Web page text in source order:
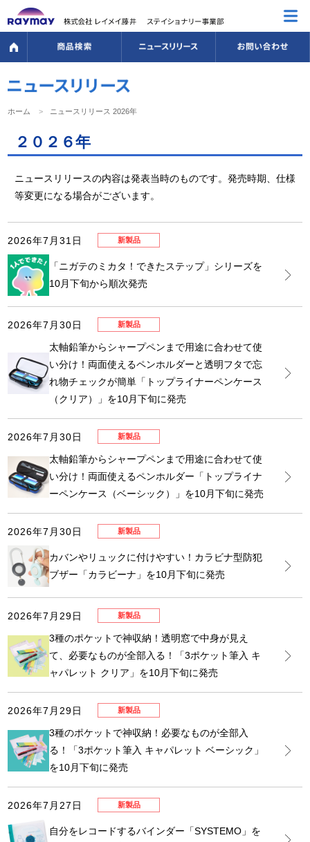
ホーム ニュースリリース 2026年
２０２６年
ニュースリリースの内容は発表当時のものです。発売時期、仕様
等変更になる場合がございます。
2026年7月31日 新製品
「ニガテのミカタ！できたステップ」シリーズを
10月下旬から順次発売
2026年7月30日 新製品
太軸鉛筆からシャープペンまで用途に合わせて使
い分け！両面使えるペンホルダーと透明フタで忘
れ物チェックが簡単「トップライナーペンケース
（クリア）」を10月下旬に発売
2026年7月30日 新製品
太軸鉛筆からシャープペンまで用途に合わせて使
い分け！両面使えるペンホルダー「トップライナ
ーペンケース（ベーシック）」を10月下旬に発売
2026年7月30日 新製品
カバンやリュックに付けやすい！カラビナ型防犯
ブザー「カラビーナ」を10月下旬に発売
2026年7月29日 新製品
3種のポケットで神収納！透明窓で中身が見え
て、必要なものが全部入る！「3ポケット筆入 キ
ャパレット クリア」を10月下旬に発売
2026年7月29日 新製品
3種のポケットで神収納！必要なものが全部入
る！「3ポケット筆入 キャパレット ベーシック」
を10月下旬に発売
2026年7月27日 新製品
自分をレコードするバインダー「SYSTEMO」を